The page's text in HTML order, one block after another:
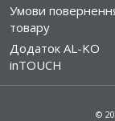
Умови
товару
Додаток AL-KO
inTOUCH
©